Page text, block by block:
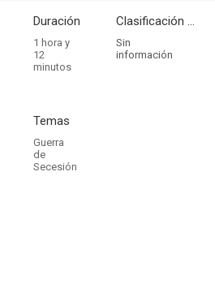
Duración
1 hora y
12
minutos
Clasificación por edades
Sin
información
Temas
Guerra
de
Secesión